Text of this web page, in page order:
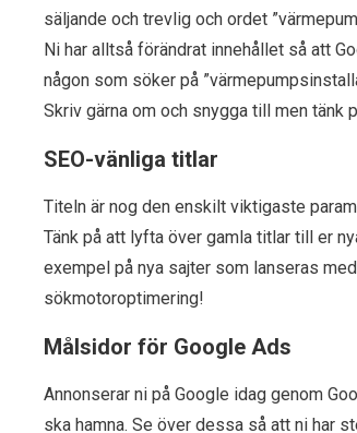
säljande och trevlig och ordet
Ni har alltså förändrat innehållet så att
någon som söker på
Skriv gärna om och snygga till men tänk
SEO-vänliga titlar
Titeln är nog den enskilt viktigaste
Tänk på att lyfta över gamla titlar till er
exempel på nya sajter som lanseras
sökmotoroptimering!
Målsidor för Google Ads
Annonserar ni på Google idag genom
ska hamna. Se över dessa så att ni har